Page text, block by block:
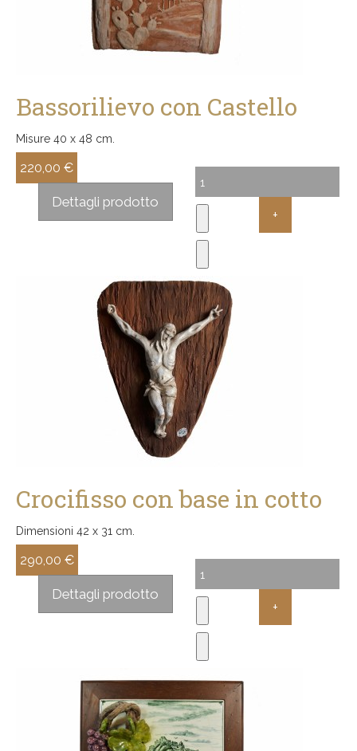
Bassorilievo con Castello
Misure 40 x 48 cm.
220,00 €
Dettagli prodotto
Crocifisso con base in cotto
Dimensioni 42 x 31 cm.
290,00 €
Dettagli prodotto